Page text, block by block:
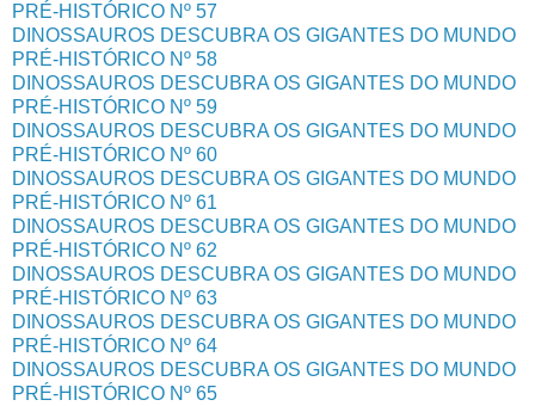
PRÉ-HISTÓRICO Nº 57
DINOSSAUROS DESCUBRA OS GIGANTES DO MUNDO
PRÉ-HISTÓRICO Nº 58
DINOSSAUROS DESCUBRA OS GIGANTES DO MUNDO
PRÉ-HISTÓRICO Nº 59
DINOSSAUROS DESCUBRA OS GIGANTES DO MUNDO
PRÉ-HISTÓRICO Nº 60
DINOSSAUROS DESCUBRA OS GIGANTES DO MUNDO
PRÉ-HISTÓRICO Nº 61
DINOSSAUROS DESCUBRA OS GIGANTES DO MUNDO
PRÉ-HISTÓRICO Nº 62
DINOSSAUROS DESCUBRA OS GIGANTES DO MUNDO
PRÉ-HISTÓRICO Nº 63
DINOSSAUROS DESCUBRA OS GIGANTES DO MUNDO
PRÉ-HISTÓRICO Nº 64
DINOSSAUROS DESCUBRA OS GIGANTES DO MUNDO
PRÉ-HISTÓRICO Nº 65